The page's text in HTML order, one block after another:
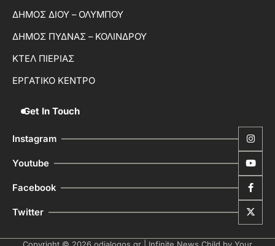
ΔΗΜΟΣ ΔΙΟΥ – ΟΛΥΜΠΟΥ
ΔΗΜΟΣ ΠΥΔΝΑΣ – ΚΟΛΙΝΔΡΟΥ
ΚΤΕΛ ΠΙΕΡΙΑΣ
ΕΡΓΑΤΙΚΟ ΚΕΝΤΡΟ
Get In Touch
Instagram
Youtube
Facebook
Twitter